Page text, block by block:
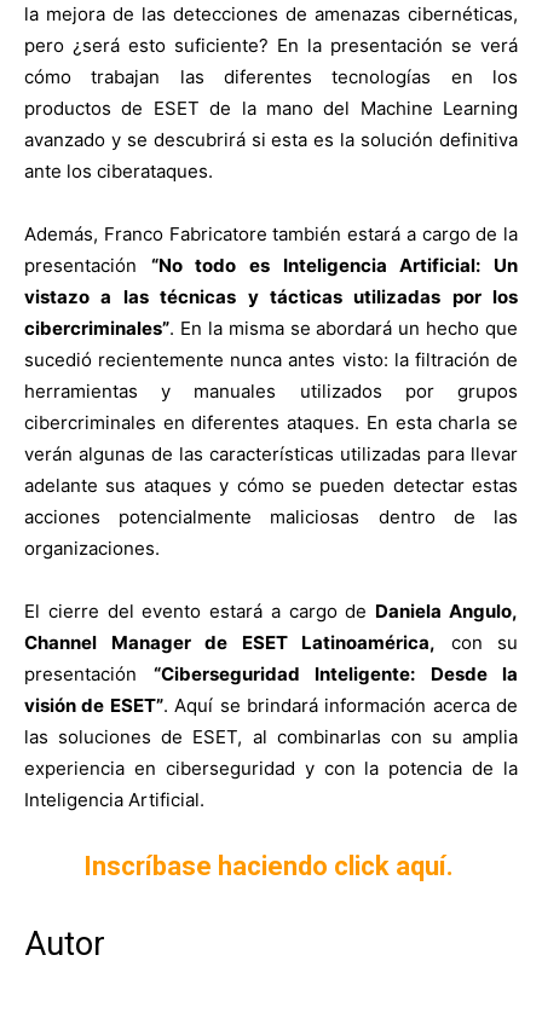
la mejora de las detecciones de amenazas cibernéticas,
pero ¿será esto suficiente? En la presentación se verá
cómo trabajan las diferentes tecnologías en los
productos de ESET de la mano del Machine Learning
avanzado y se descubrirá si esta es la solución definitiva
ante los ciberataques.
Además, Franco Fabricatore también estará a cargo de la
presentación “No todo es Inteligencia Artificial: Un
vistazo a las técnicas y tácticas utilizadas por los
cibercriminales”. En la misma se abordará un hecho que
sucedió recientemente nunca antes visto: la filtración de
herramientas y manuales utilizados por grupos
cibercriminales en diferentes ataques. En esta charla se
verán algunas de las características utilizadas para llevar
adelante sus ataques y cómo se pueden detectar estas
acciones potencialmente maliciosas dentro de las
organizaciones.
El cierre del evento estará a cargo de Daniela Angulo,
Channel Manager de ESET Latinoamérica, con su
presentación “Ciberseguridad Inteligente: Desde la
visión de ESET”. Aquí se brindará información acerca de
las soluciones de ESET, al combinarlas con su amplia
experiencia en ciberseguridad y con la potencia de la
Inteligencia Artificial.
Inscríbase haciendo click aquí.
Autor